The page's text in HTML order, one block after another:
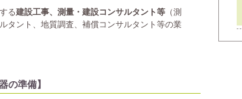
る建設工事、測量・建設コンサルタント等 （測
タント、地質調査、補償コンサルタント等の業
の準備】